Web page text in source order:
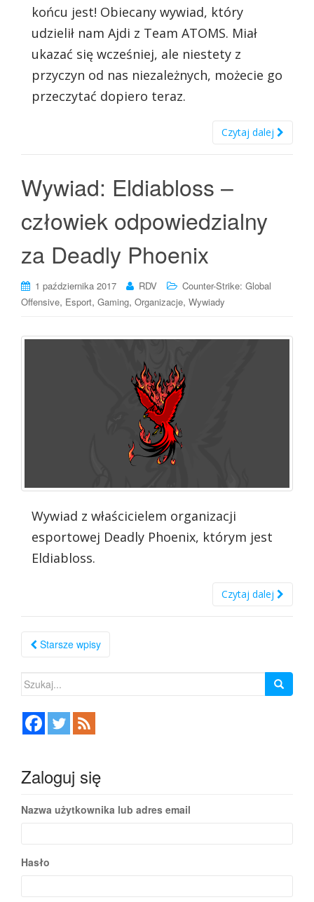
końcu jest! Obiecany wywiad, który
udzielił nam Ajdi z Team ATOMS. Miał
ukazać się wcześniej, ale niestety z
przyczyn od nas niezależnych, możecie go
przeczytać dopiero teraz.
Czytaj dalej
Wywiad: Eldiabloss –
człowiek odpowiedzialny
za Deadly Phoenix
1 października 2017 RDV
Counter-Strike: Global
Offensive, Esport, Gaming, Organizacje, Wywiady
Wywiad z właścicielem organizacji
esportowej Deadly Phoenix, którym jest
Eldiabloss.
Czytaj dalej
Nawigacja
wpisach
Starsze wpisy
Szukaj:
Zaloguj się
Nazwa użytkownika lub adres email
Hasło